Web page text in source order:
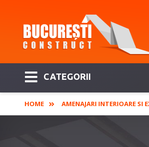
CATEGORII
HOME AMENAJARI INTERIOARE SI